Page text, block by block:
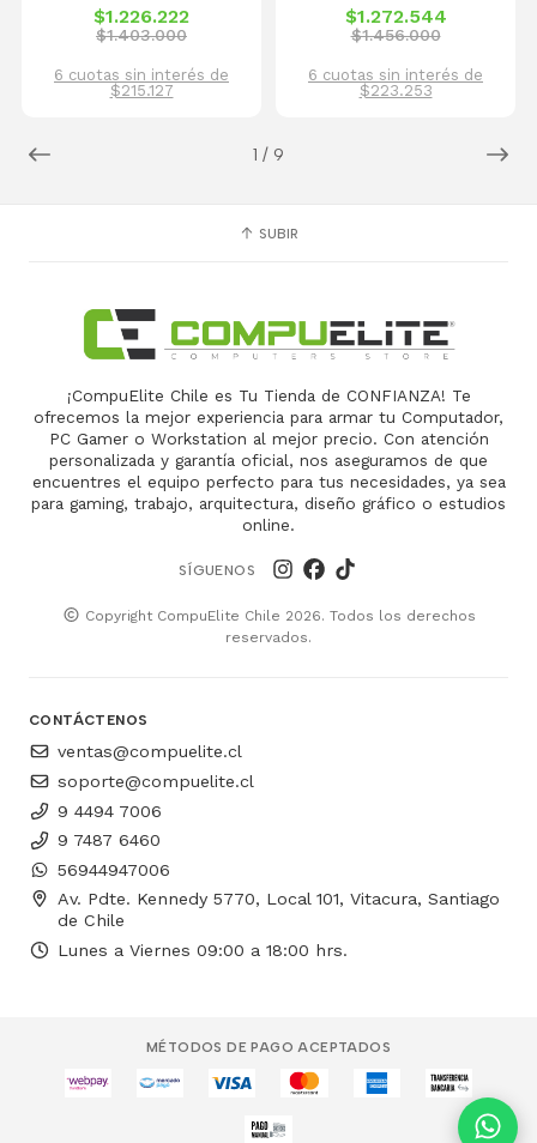
1 / 9
$1.226.222
$1.403.000
6 cuotas sin interés de
$215.127
$1.272.544
$1.456.000
6 cuotas sin interés de
$223.253
SUBIR
¡CompuElite Chile es Tu Tienda de CONFIANZA! Te
ofrecemos la mejor experiencia para armar tu Computador,
PC Gamer o Workstation al mejor precio. Con atención
personalizada y garantía oficial, nos aseguramos de que
encuentres el equipo perfecto para tus necesidades, ya sea
para gaming, trabajo, arquitectura, diseño gráfico o estudios
online.
SÍGUENOS
Copyright CompuElite Chile 2026. Todos los derechos
reservados.
CONTÁCTENOS
ventas@compuelite.cl
soporte@compuelite.cl
9 4494 7006
9 7487 6460
56944947006
Av. Pdte. Kennedy 5770, Local 101, Vitacura, Santiago
de Chile
Lunes a Viernes 09:00 a 18:00 hrs.
MÉTODOS DE PAGO ACEPTADOS